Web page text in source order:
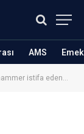
AMS
dolduracak isimleri salı günü açıklıyacak